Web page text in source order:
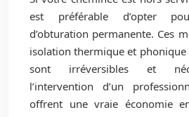
est préférable d’opter
d’obturation permanente. Ces
isolation thermique et
sont irréversibles et
l’intervention d’un
offrent une vraie économie